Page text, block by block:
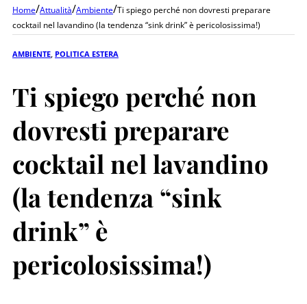
Home/Attualità/Ambiente/Ti spiego perché non dovresti preparare
cocktail nel lavandino (la tendenza “sink drink” è pericolosissima!)
AMBIENTE POLITICA ESTERA
Ti spiego perché non
dovresti preparare
cocktail nel lavandino
(la tendenza “sink
drink” è
pericolosissima!)